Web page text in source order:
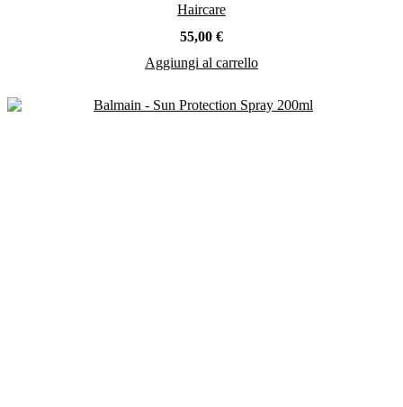
Haircare
55,00 €
Aggiungi al carrello